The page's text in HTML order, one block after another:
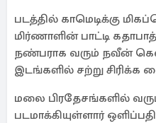
படத்தில் காமெடிக்கு
மிர்ணாளின் பாட்டி
நண்பராக வரும் நவீன்
இடங்களில் சற்று சிரிக்க
மலை பிரதேசங்களில்
படமாக்கியுள்ளார்